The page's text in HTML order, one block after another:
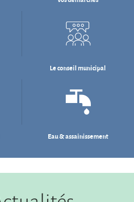
Le conseil municipal
Eau & assainissement